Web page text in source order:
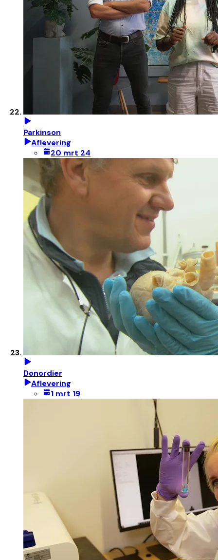
Parkinson
Aflevering
20 mrt 24
Donordier
Aflevering
1 mrt 19